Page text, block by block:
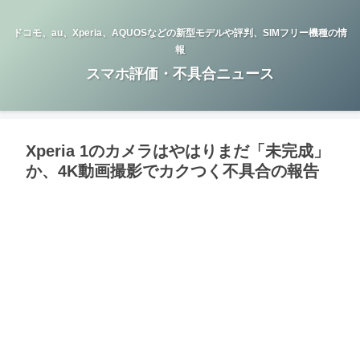
ドコモ、au、Xperia、AQUOSなどの新型モデルや評判、SIMフリー機種の情
報
スマホ評価・不具合ニュース
Xperia 1のカメラはやはりまだ「未完成」
か、4K動画撮影でカクつく不具合の報告